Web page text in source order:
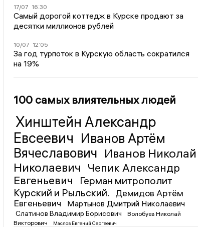
17/07 16:30
Самый дорогой коттедж в Курске продают за
десятки миллионов рублей
10/07 12:05
За год турпоток в Курскую область сократился
на 19%
100 самых влиятельных людей
Хинштейн Александр
Евсеевич Иванов Артём
Вячеславович Иванов Николай
Николаевич Чепик Александр
Евгеньевич
Герман митрополит
Курский и Рыльский.
Демидов Артём
Евгеньевич
Мартынов Дмитрий Николаевич
Слатинов Владимир Борисович
Волобуев Николай
Викторович
Маслов Евгений Сергеевич